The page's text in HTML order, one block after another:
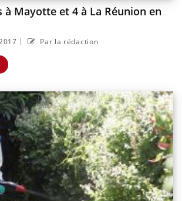
à Mayotte et 4 à La Réunion en
| Par la rédaction